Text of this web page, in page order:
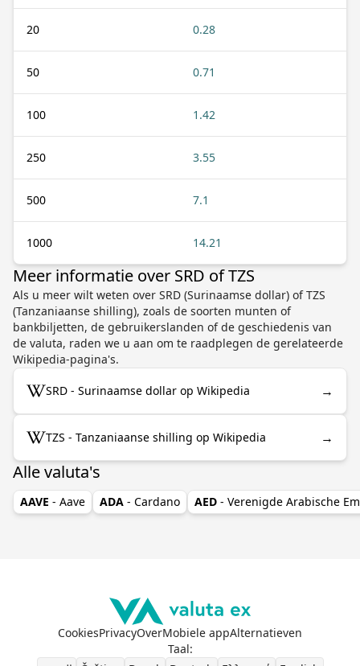
20 0.28
50 0.71
100 1.42
250 3.55
500 7.1
1000 14.21
Meer informatie over SRD of TZS
Als u meer wilt weten over SRD (Surinaamse dollar) of TZS
(Tanzaniaanse shilling), zoals de soorten munten of
bankbiljetten, de gebruikerslanden of de geschiedenis van
de valuta, raden we u aan om te raadplegen de gerelateerde
Wikipedia-pagina's.
SRD - Surinaamse dollar op Wikipedia →
TZS - Tanzaniaanse shilling op Wikipedia →
Alle valuta's
AAVE - Aave ADA - Cardano AED - Verenigde Arabische
CookiesPrivacyOverMobiele appAlternatieven
Taal: